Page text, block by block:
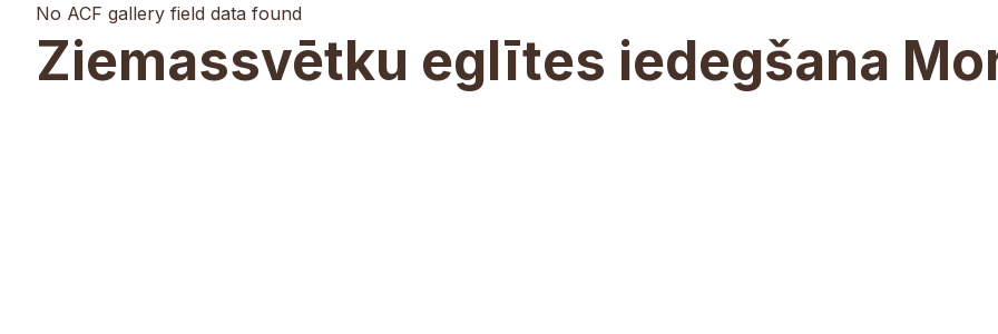
No ACF gallery field data found
Ziemassvētku eglītes iedegšana